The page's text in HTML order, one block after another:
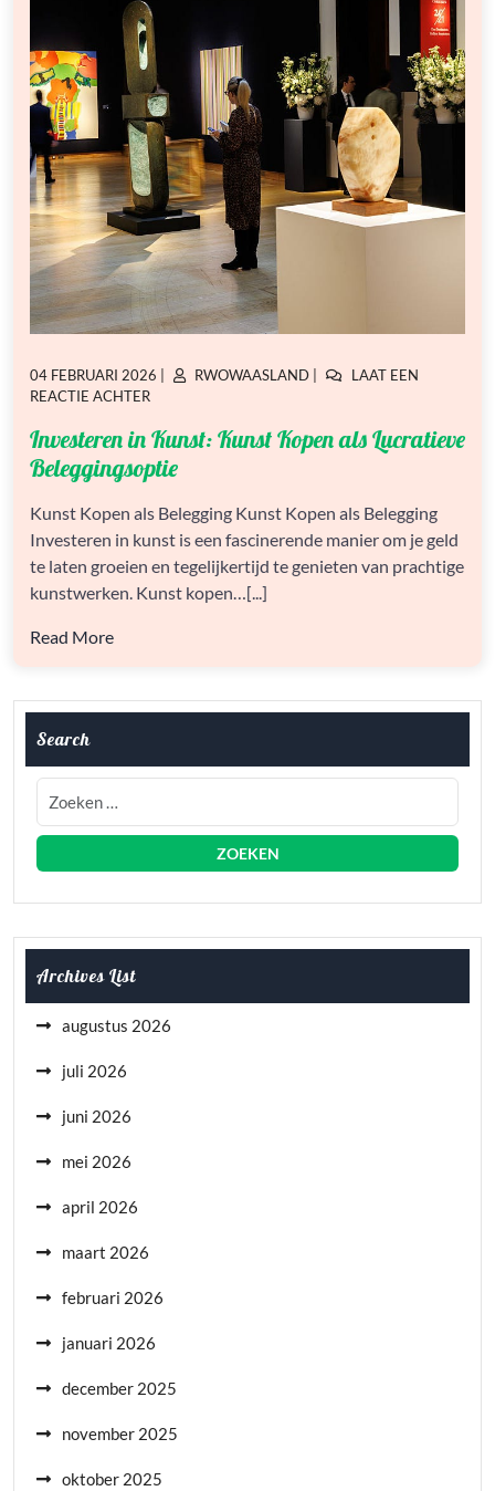
GEPLAATST
OP
04 FEBRUARI 2026
GEPLAATST
RWOWAASLAND
LAAT EEN
REACTIE ACHTEROP
IN
KUNST:
KUNST
ALS
LUCRATIEVE
BELEGGINGSOPTIE
Investeren in Kunst: Kunst Kopen als Lucratieve
Beleggingsoptie
Kunst Kopen als Belegging Kunst Kopen als Belegging
Investeren in kunst is een fascinerende manier om je geld
te laten groeien en tegelijkertijd te genieten van prachtige
kunstwerken. Kunst kopen…[...]
Read More
Search
Archives List
augustus 2026
juli 2026
juni 2026
mei 2026
april 2026
maart 2026
februari 2026
januari 2026
december 2025
november 2025
oktober 2025